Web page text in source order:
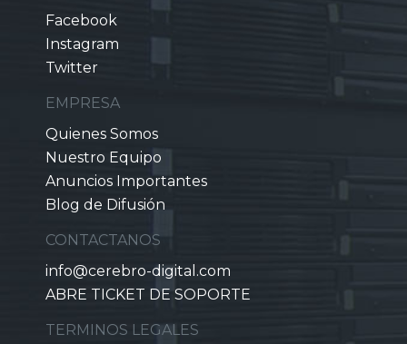
Facebook
Instagram
Twitter
EMPRESA
Quienes Somos
Nuestro Equipo
Anuncios Importantes
Blog de Difusión
CONTACTANOS
info@cerebro-digital.com
ABRE TICKET DE SOPORTE
TERMINOS LEGALES